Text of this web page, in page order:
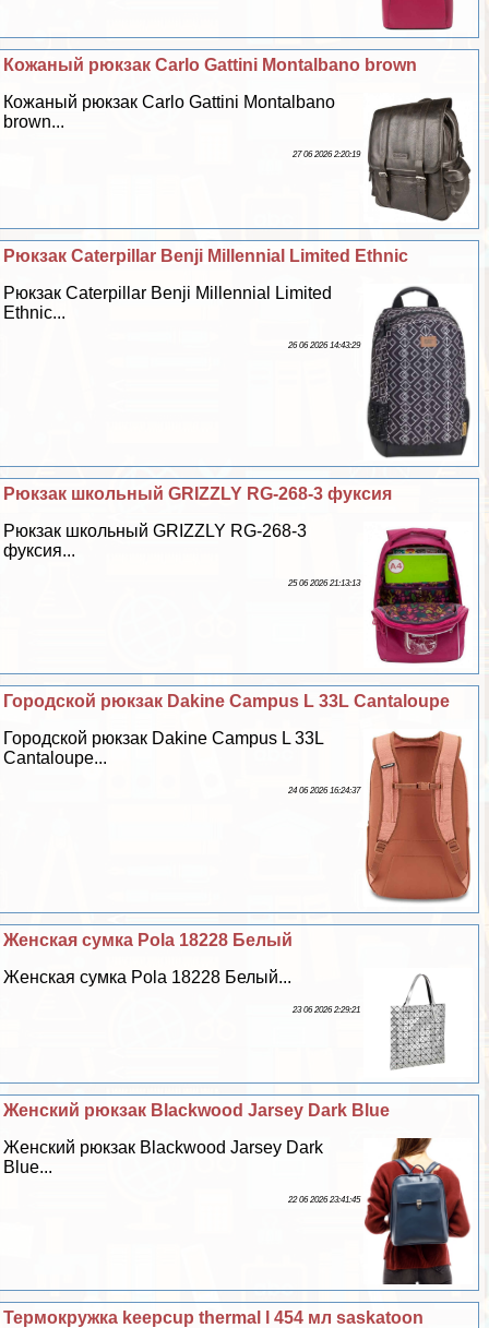
Кожаный рюкзак Carlo Gattini Montalbano brown
Кожаный рюкзак Carlo Gattini Montalbano
brown...
27 06 2026 2:20:19
Рюкзак Caterpillar Benji Millennial Limited Ethnic
Рюкзак Caterpillar Benji Millennial Limited
Ethnic...
26 06 2026 14:43:29
Рюкзак школьный GRIZZLY RG-268-3 фуксия
Рюкзак школьный GRIZZLY RG-268-3
фуксия...
25 06 2026 21:13:13
Городской рюкзак Dakine Campus L 33L Cantaloupe
Городской рюкзак Dakine Campus L 33L
Cantaloupe...
24 06 2026 16:24:37
Женская сумка Pola 18228 Белый
Женская сумка Pola 18228 Белый...
23 06 2026 2:29:21
Женский рюкзак Blackwood Jarsey Dark Blue
Женский рюкзак Blackwood Jarsey Dark
Blue...
22 06 2026 23:41:45
Термокружка keepcup thermal l 454 мл saskatoon